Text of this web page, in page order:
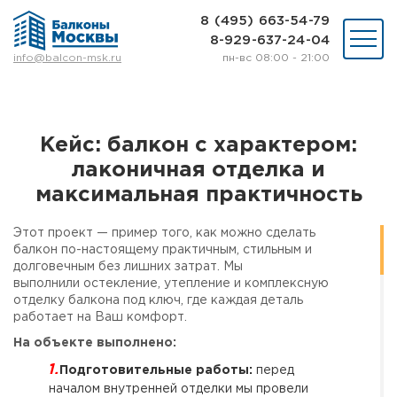
info@balcon-msk.ru
8 (495) 663-54-79
8-929-637-24-04
пн-вс 08:00 - 21:00
Отделка
Виды остекления
Шкафы на балкон
Примеры работ
О нас
8 (495) 663-54-79
8-929-637-24-04
ВЫЗВАТЬ ЗАМЕРЩИКА
Кейс: балкон с характером:
лаконичная отделка и
максимальная практичность
Этот проект — пример того, как можно сделать
балкон по-настоящему практичным, стильным и
долговечным без лишних затрат. Мы
выполнили остекление, утепление и комплексную
отделку балкона под ключ, где каждая деталь
работает на Ваш комфорт.
На объекте выполнено:
Подготовительные работы: перед
началом внутренней отделки мы провели